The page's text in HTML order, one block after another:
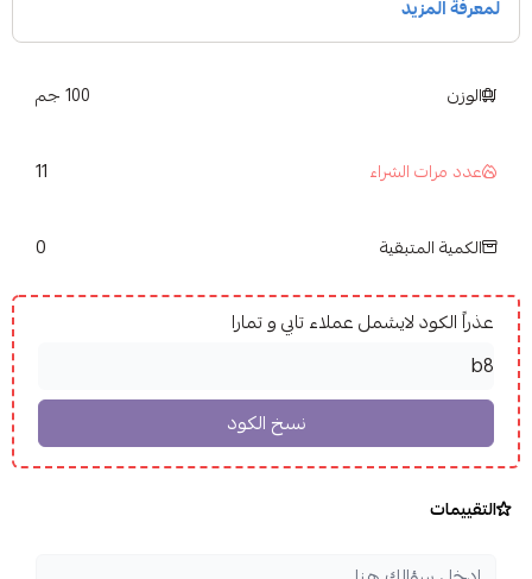
الوزن 100 جم
عدد مرات الشراء 11
الكمية المتبقية 0
عذراً الكود لايشمل عملاء تابي و تمارا
التقييمات